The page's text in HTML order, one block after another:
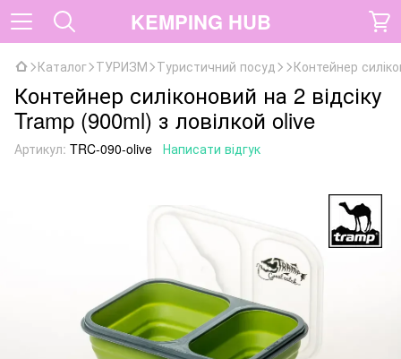
KEMPING HUB
Каталог ТУРИЗМ Туристичний посуд Контейнер
Контейнер силіконовий на 2 відсіку
Tramp (900ml) з ловілкой olive
Артикул: TRC-090-olive Написати відгук